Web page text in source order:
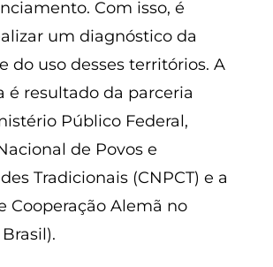
Com isso, é
um diagnóstico da
do uso desses territórios. A
é resultado da parceria
Público Federal,
de Povos e
Tradicionais (CNPCT) e a
Cooperação Alemã no